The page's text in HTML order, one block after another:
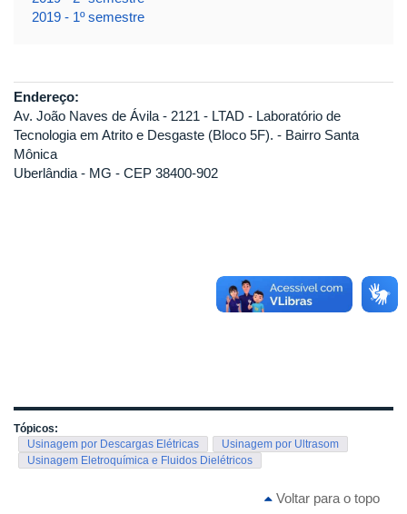
2019 - 1º semestre
Endereço:
Av. João Naves de Ávila - 2121 - LTAD - Laboratório de
Tecnologia em Atrito e Desgaste (Bloco 5F). - Bairro Santa
Mônica
Uberlândia - MG - CEP 38400-902
Tópicos:
Usinagem por Descargas Elétricas
Usinagem por Ultrasom
Usinagem Eletroquímica e Fluidos Dielétricos
Voltar para o topo